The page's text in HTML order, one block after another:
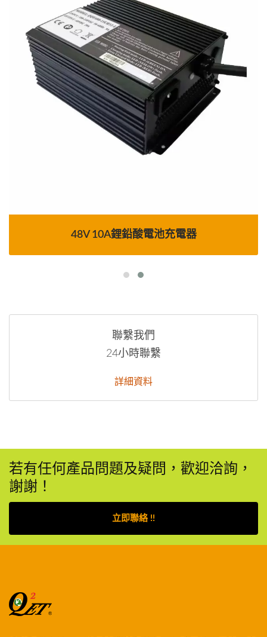
48V 10A鋰鉛酸電池充電器
聯繫我們
24小時聯繫
詳細資料
若有任何產品問題及疑問，歡迎洽詢，
謝謝！
立即聯絡 !!